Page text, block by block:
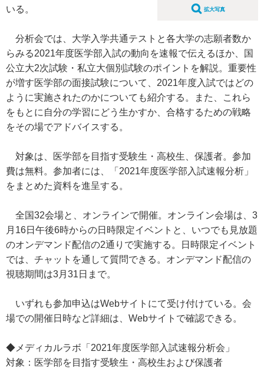
拡大写真
いる。
分析会では、大学入学共通テストと各大学の志願者数か
らみる2021年度医学部入試の動向を速報で伝えるほか、国
公立大2次試験・私立大個別試験のポイントを解説。重要性
が増す医学部の面接試験について、2021年度入試ではどの
ように実施されたのかについても紹介する。また、これら
をもとに自分の学習にどう生かすか、合格するための戦略
をその場でアドバイスする。
対象は、医学部を目指す受験生・高校生、保護者。参加
費は無料。参加者には、「2021年度医学部入試速報分析」
をまとめた資料を進呈する。
全国32会場と、オンラインで開催。オンライン会場は、3
月16日午後6時からの日時限定イベントと、いつでも見放題
のオンデマンド配信の2通りで実施する。日時限定イベント
では、チャットを通して質問できる。オンデマンド配信の
視聴期間は3月31日まで。
いずれも参加申込はWebサイトにて受け付けている。会
場での開催日時など詳細は、Webサイトで確認できる。
◆メディカルラボ「2021年度医学部入試速報分析会」
対象：医学部を目指す受験生・高校生および保護者